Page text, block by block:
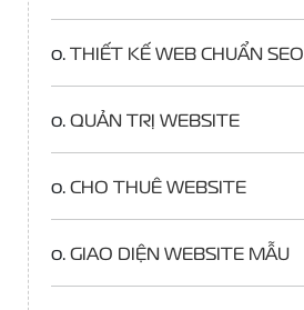
o. THIẾT KẾ WEB CHUẨN SEO
o. QUẢN TRỊ WEBSITE
o. CHO THUÊ WEBSITE
o. GIAO DIỆN WEBSITE MẪU